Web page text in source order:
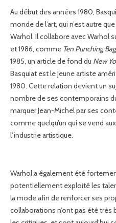
Au début des années 1980,
monde de l’art, qui n’est autre
Warhol. Il collabore avec Warhol
et 1986, comme Ten Punching
1985, un article de fond du New
Basquiat est le jeune artiste
1980. Cette relation devient un
nombre de ses contemporains
marquer Jean-Michel par ses
comme quelqu’un qui se vend
l’industrie artistique.
Warhol a également été
potentiellement exploité les
la mode afin de renforcer ses
collaborations n’ont pas été très